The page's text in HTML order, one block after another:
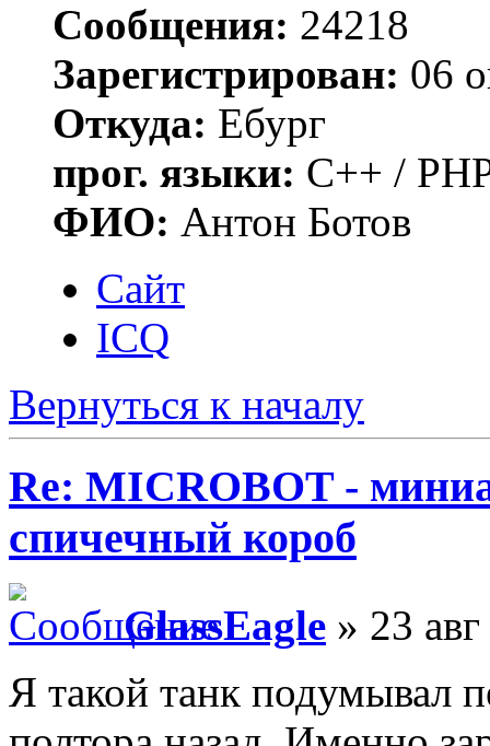
Сообщения: 24218
Зарегистрирован: 06
Откуда: Ебург
прог. языки: C++ /
ФИО: Антон Ботов
Сайт
ICQ
Вернуться к началу
Re: MICROBOT -
спичечный короб
GlassEagle » 23
Я такой танк подумывал